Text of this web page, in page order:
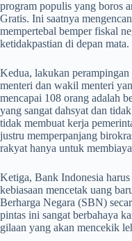
program populis yang boros
Gratis. Ini saatnya
mempertebal bemper fiskal
ketidakpastian di depan mata.
Kedua, lakukan
menteri dan wakil menteri
mencapai 108 orang adalah
yang sangat dahsyat dan
tidak membuat kerja
justru memperpanjang
rakyat hanya untuk
Ketiga, Bank Indonesia
kebiasaan mencetak uang
Berharga Negara (SBN)
pintas ini sangat berbahaya
gilaan yang akan mencekik